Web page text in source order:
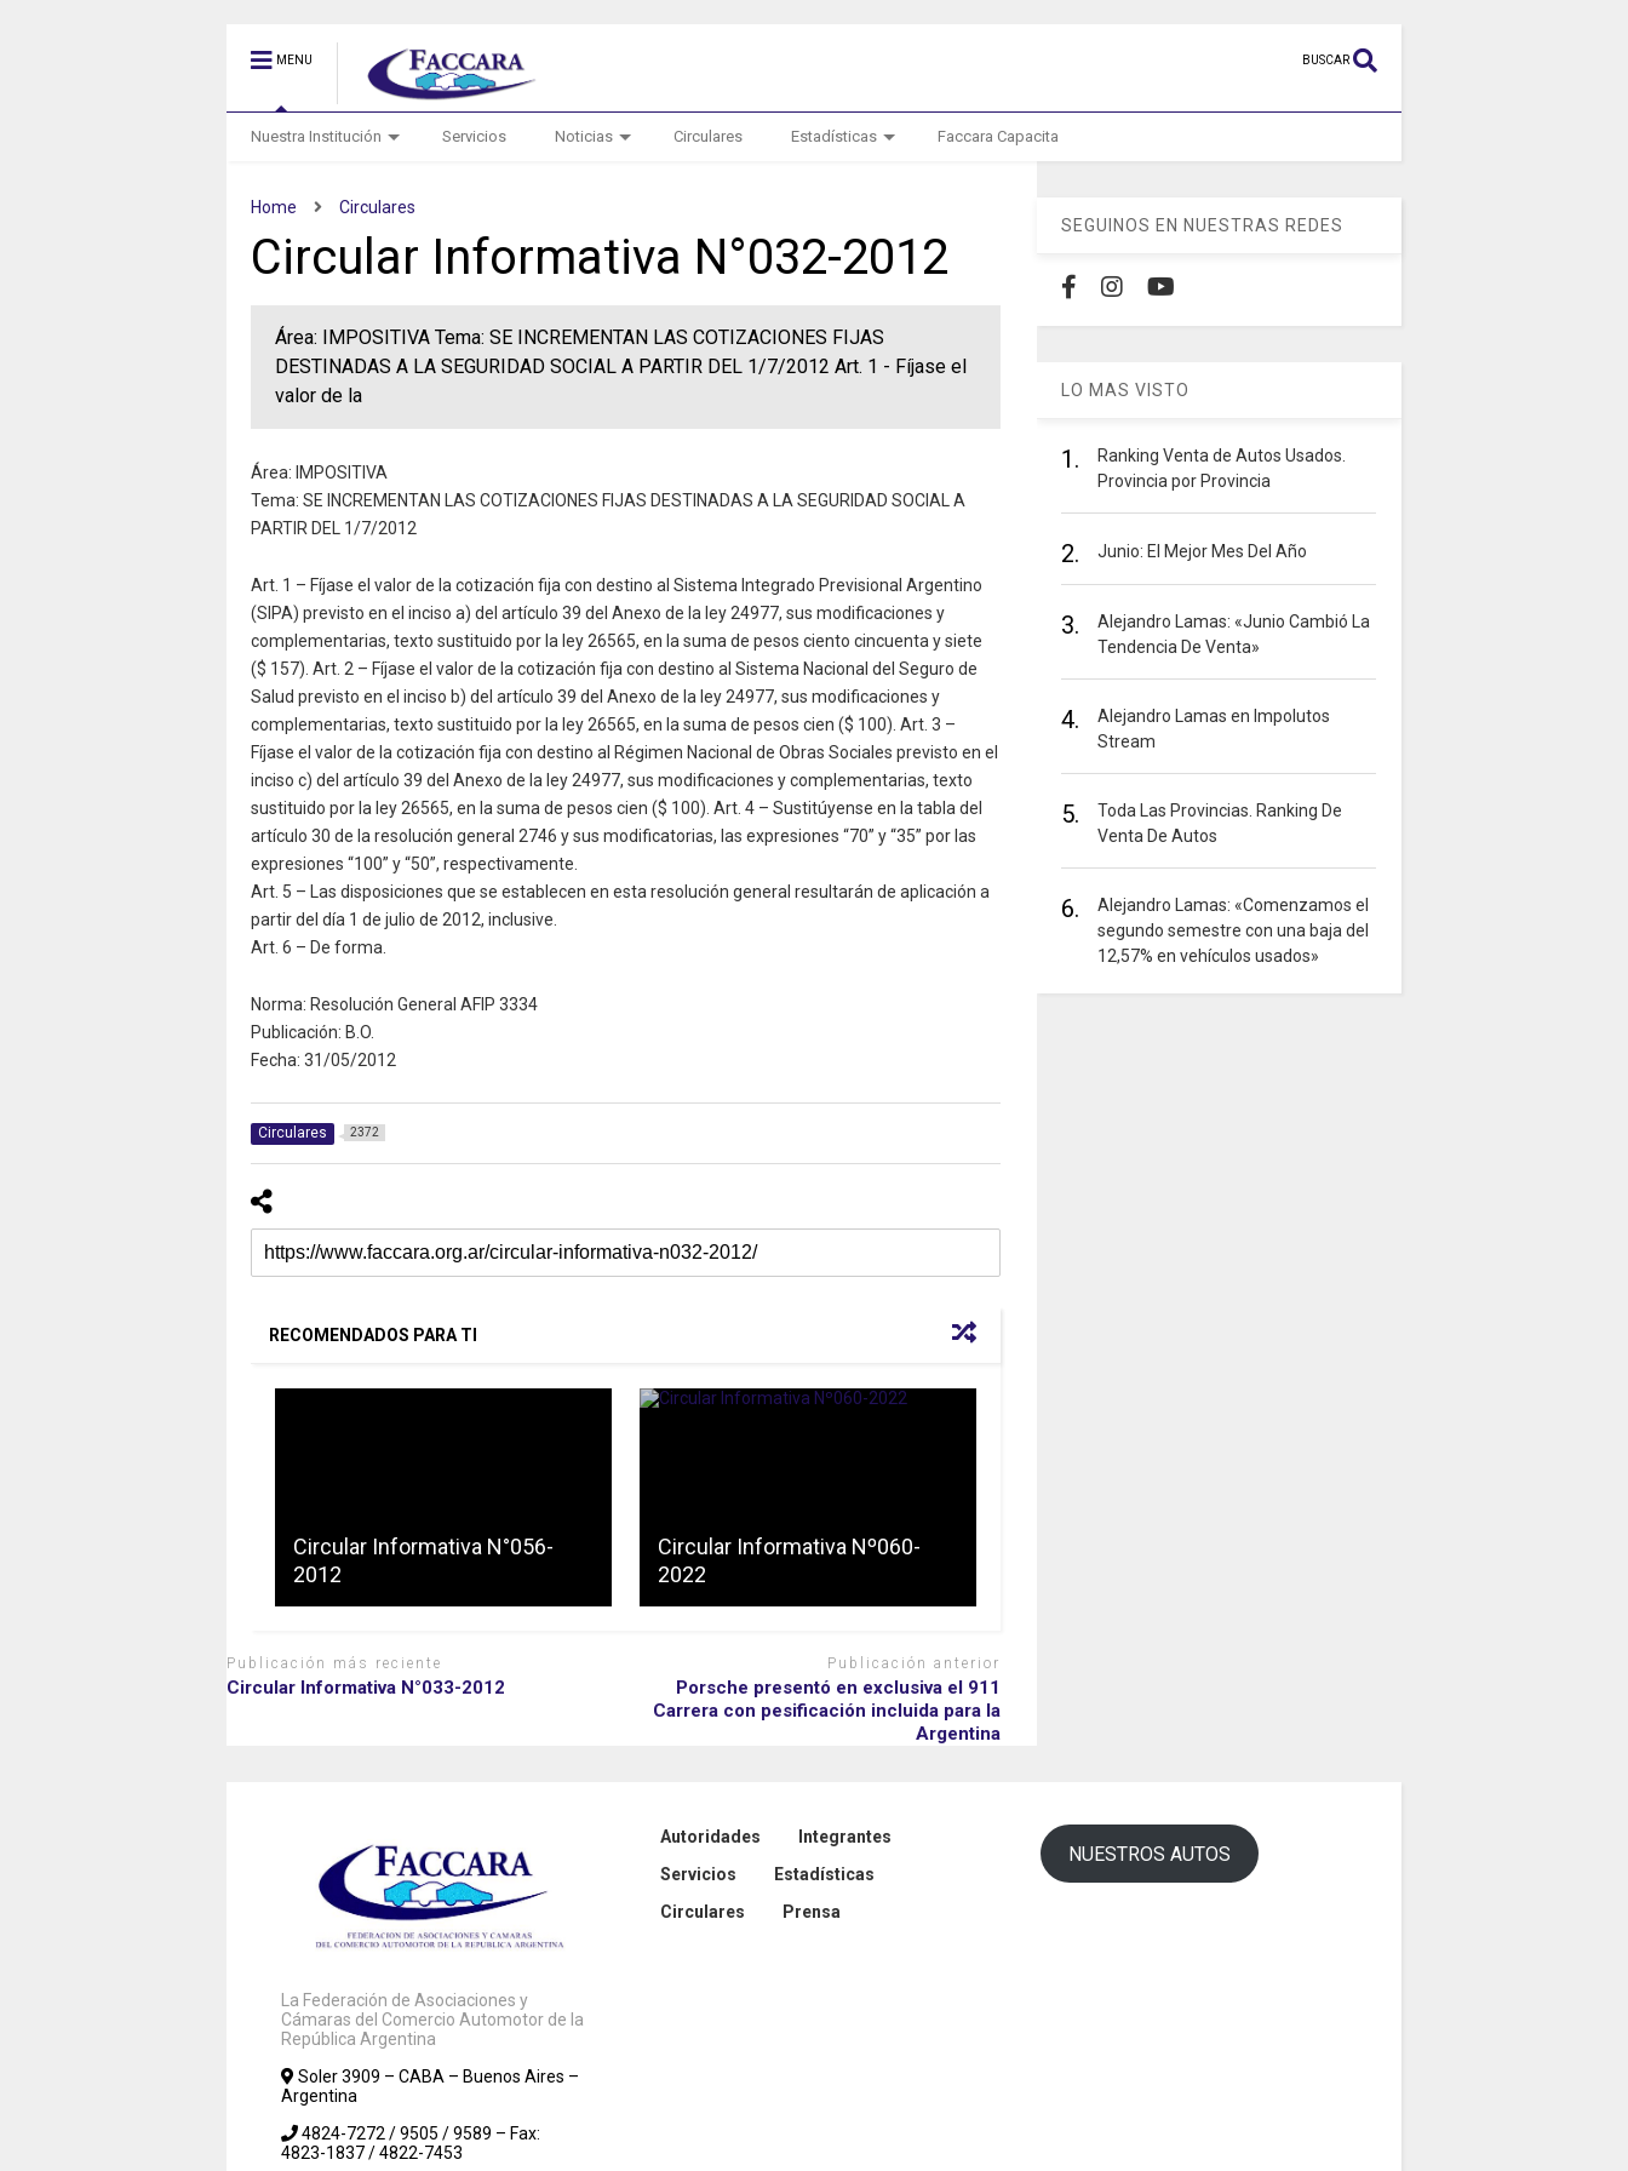
MENU BUSCAR
Nuestra Institución Servicios Noticias Circulares Estadísticas Faccara Capacita
Home Circulares
Circular Informativa N°032-2012
Área: IMPOSITIVA Tema: SE INCREMENTAN LAS COTIZACIONES FIJAS
DESTINADAS A LA SEGURIDAD SOCIAL A PARTIR DEL 1/7/2012 Art. 1 - Fíjase el
valor de la
Área: IMPOSITIVA
Tema: SE INCREMENTAN LAS COTIZACIONES FIJAS DESTINADAS A LA SEGURIDAD SOCIAL A
PARTIR DEL 1/7/2012
Art. 1 – Fíjase el valor de la cotización fija con destino al Sistema Integrado Previsional Argentino
(SIPA) previsto en el inciso a) del artículo 39 del Anexo de la ley 24977, sus modificaciones y
complementarias, texto sustituido por la ley 26565, en la suma de pesos ciento cincuenta y siete
($ 157). Art. 2 – Fíjase el valor de la cotización fija con destino al Sistema Nacional del Seguro de
Salud previsto en el inciso b) del artículo 39 del Anexo de la ley 24977, sus modificaciones y
complementarias, texto sustituido por la ley 26565, en la suma de pesos cien ($ 100). Art. 3 –
Fíjase el valor de la cotización fija con destino al Régimen Nacional de Obras Sociales previsto en el
inciso c) del artículo 39 del Anexo de la ley 24977, sus modificaciones y complementarias, texto
sustituido por la ley 26565, en la suma de pesos cien ($ 100). Art. 4 – Sustitúyense en la tabla del
artículo 30 de la resolución general 2746 y sus modificatorias, las expresiones “70” y “35” por las
expresiones “100” y “50”, respectivamente.
Art. 5 – Las disposiciones que se establecen en esta resolución general resultarán de aplicación a
partir del día 1 de julio de 2012, inclusive.
Art. 6 – De forma.
Norma: Resolución General AFIP 3334
Publicación: B.O.
Fecha: 31/05/2012
Circulares 2372
RECOMENDADOS PARA TI
Circular Informativa N°056-
2012
Circular Informativa Nº060-
2022
Publicación más reciente
Circular Informativa N°033-2012
Publicación anterior
Porsche presentó en exclusiva el 911
Carrera con pesificación incluida para la
Argentina
SEGUINOS EN NUESTRAS REDES
LO MAS VISTO
1.
Ranking Venta de Autos Usados.
Provincia por Provincia
2. Junio: El Mejor Mes Del Año
3.
Alejandro Lamas: «Junio Cambió La
Tendencia De Venta»
4.
Alejandro Lamas en Impolutos
Stream
5.
Toda Las Provincias. Ranking De
Venta De Autos
6.
Alejandro Lamas: «Comenzamos el
segundo semestre con una baja del
12,57% en vehículos usados»
La Federación de Asociaciones y
Cámaras del Comercio Automotor de la
República Argentina
Soler 3909 – CABA – Buenos Aires –
Argentina
4824-7272 / 9505 / 9589 – Fax:
4823-1837 / 4822-7453
Autoridades
Integrantes
Servicios
Estadísticas
Circulares
Prensa
NUESTROS AUTOS